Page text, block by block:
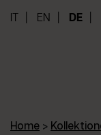
EN DE
Home >